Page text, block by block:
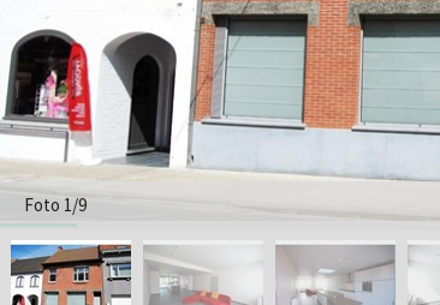
Foto 1/9